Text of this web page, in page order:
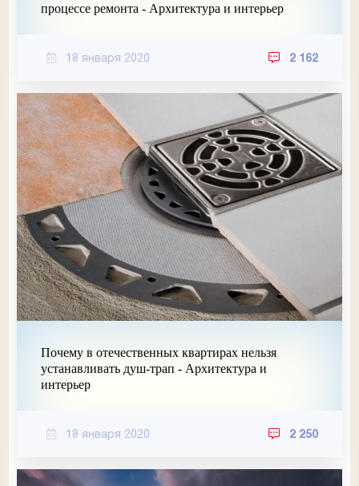
процессе ремонта - Архитектура и интерьер
18 января 2020 2 162
Почему в отечественных квартирах нельзя
устанавливать душ-трап - Архитектура и
интерьер
18 января 2020 2 250